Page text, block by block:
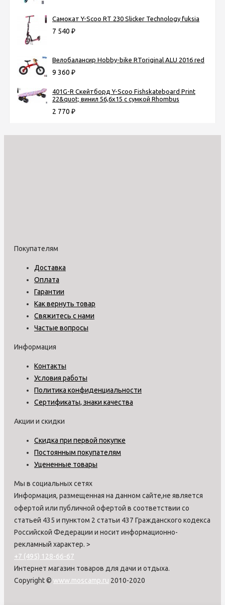
Самокат Y-Scoo RT 230 Slicker Technology fuksia
7 540 ₽
Велобалансир Hobby-bike RToriginal ALU 2016 red
9 360 ₽
401G-R Скейтборд Y-Scoo Fishskateboard Print
22&quot; винил 56,6х15 с сумкой Rhombus
2 770 ₽
Покупателям
Доставка
Оплата
Гарантии
Как вернуть товар
Свяжитесь с нами
Частые вопросы
Информация
Контакты
Условия работы
Политика конфиденциальности
Сертификаты, знаки качества
Акции и скидки
Скидка при первой покупке
Постоянным покупателям
Уцененные товары
Мы в социальных сетях
Информация, размещенная на данном сайте,не является
офертой или публичной офертой в соответствии со
статьей 435 и пунктом 2 статьи 437 Гражданского кодекса
Российской Федерации и носит информационно-
рекламный характер. >
+7 (495) 128-66-67
Интернет магазин товаров для дачи и отдыха.
Copyright © www.moscamp.ru 2010-2020